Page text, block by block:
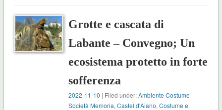
Grotte e cascata di
Labante – Convegno; Un
ecosistema protetto in forte
sofferenza
2022-11-10 | Filed under:Ambiente Costume
Società Memoria,Castel d'Aiano,Costume e